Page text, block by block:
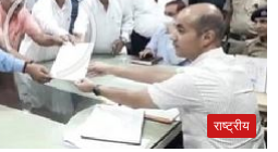
राष्ट्रीय